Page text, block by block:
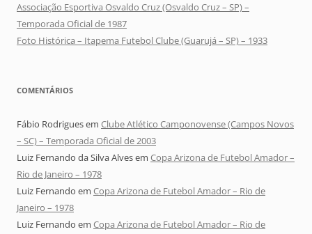
Associação Esportiva Osvaldo Cruz (Osvaldo Cruz – SP) –
Temporada Oficial de 1987
Foto Histórica – Itapema Futebol Clube (Guarujá – SP) – 1933
COMENTÁRIOS
Fábio Rodriguesem Clube Atlético Camponovense (Campos Novos
– SC) – Temporada Oficial de 2003
Luiz Fernando da Silva Alvesem Copa Arizona de Futebol Amador –
Rio de Janeiro – 1978
Luiz Fernando em Copa Arizona de Futebol Amador – Rio de
Janeiro – 1978
Luiz Fernando em Copa Arizona de Futebol Amador – Rio de